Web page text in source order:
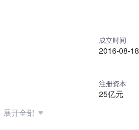
成立时间
2016-08-18
注册资本
25亿元
展开全部